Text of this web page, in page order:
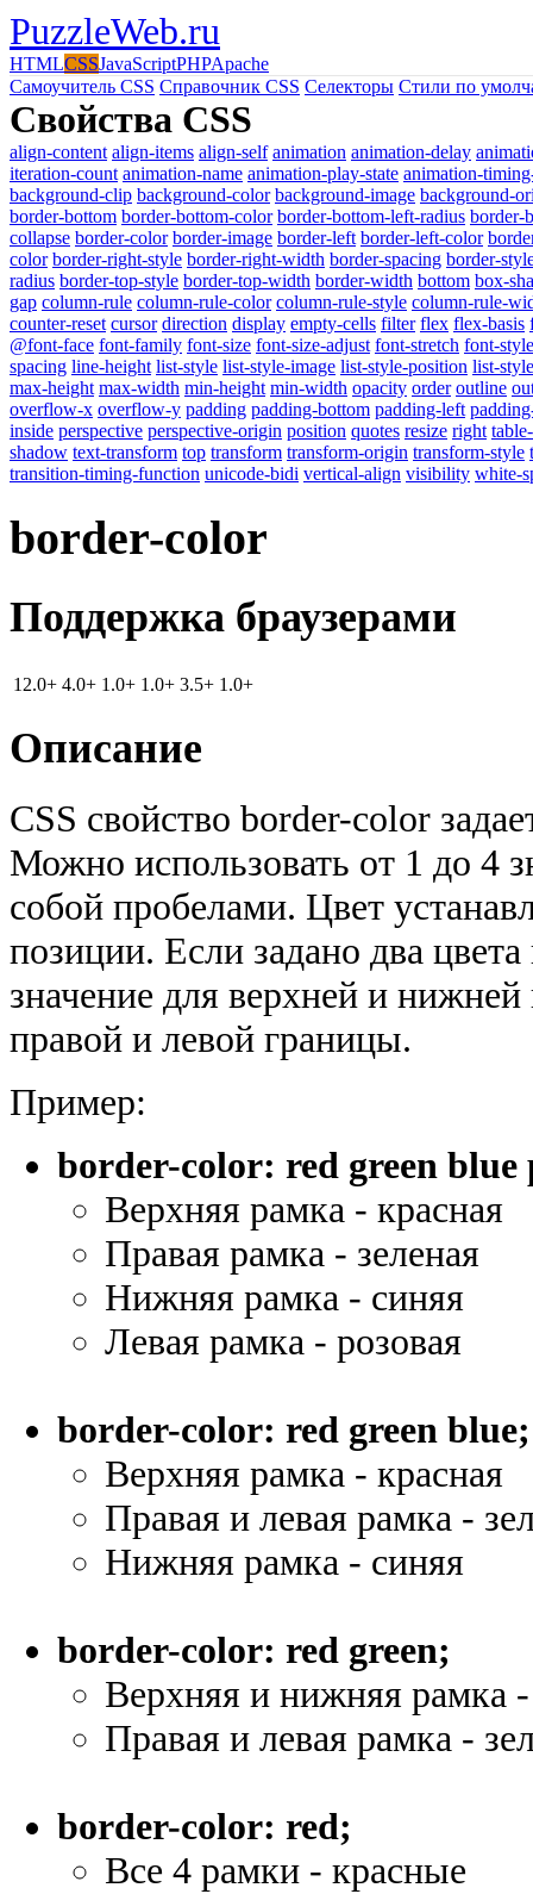
PuzzleWeb.ru
HTMLCSSJavaScriptPHPApache
Самоучитель CSS Справочник CSS Селекторы Стили по
Свойства CSS
align-content align-items align-self animation animation-delay
iteration-count animation-name animation-play-state animation-
background-clip background-color background-image background-
border-bottom border-bottom-color border-bottom-left-radius border-
collapse border-color border-image border-left border-left-color
color border-right-style border-right-width border-spacing border-
radius border-top-style border-top-width border-width bottom box-
gap column-rule column-rule-color column-rule-style column-rule-
counter-reset cursor direction display empty-cells filter flex flex-basis
@font-face font-family font-size font-size-adjust font-stretch font-style
spacing line-height list-style list-style-image list-style-position list-
max-height max-width min-height min-width opacity order outline
overflow-x overflow-y padding padding-bottom padding-left
inside perspective perspective-origin position quotes resize right
shadow text-transform top transform transform-origin transform-style
transition-timing-function unicode-bidi vertical-align visibility white-
border-color
Поддержка браузерами
12.0+ 4.0+ 1.0+ 1.0+ 3.5+ 1.0+
Описание
CSS свойство border-color
Можно использовать от 1 до 4
собой пробелами. Цвет
позиции. Если задано два
значение для верхней и
правой и левой границы.
Пример:
border-color: red green
Верхняя рамка - красная
Правая рамка - зеленая
Нижняя рамка - синяя
Левая рамка - розовая
border-color: red green blue;
Верхняя рамка - красная
Правая и левая рамка -
Нижняя рамка - синяя
border-color: red green;
Верхняя и нижняя рамка
Правая и левая рамка -
border-color: red;
Все 4 рамки - красные